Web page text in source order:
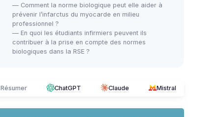
— Comment la norme biologique peut elle aider à
prévenir l’infarctus du myocarde en milieu
professionnel ?
— En quoi les étudiants infirmiers peuvent ils
contribuer à la prise en compte des normes
biologiques dans la RSE ?
Résumer ChatGPT Claude Mistral